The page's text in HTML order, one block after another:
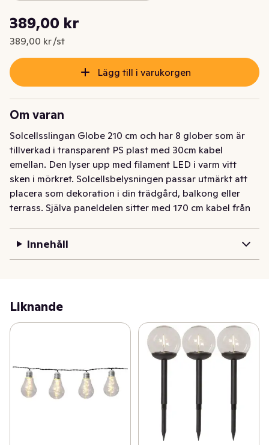
Nuvarande pris är: 389,00 kr
389,00 kr
389,00 kr /st
Styckpris: 389,00 kr /st
Lägg till i varukorgen
Om varan
Solcellsslingan Globe 210 cm och har 8 glober som är
tillverkad i transparent PS plast med 30cm kabel
emellan. Den lyser upp med filament LED i varm vitt
sken i mörkret. Solcellsbelysningen passar utmärkt att
placera som dekoration i din trädgård, balkong eller
terrass. Själva paneldelen sitter med 170 cm kabel från
batteriet som medföljer.
Innehåll
Liknande